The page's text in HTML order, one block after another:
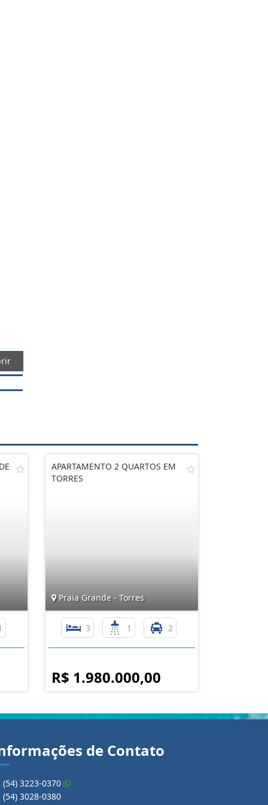
APARTAMENTO 2 QUARTOS EM
TORRES
Praia Grande - Torres
3 1 2
R$ 1.980.000,00
de Contato
(54) 3223-0370
(54) 3028-0380